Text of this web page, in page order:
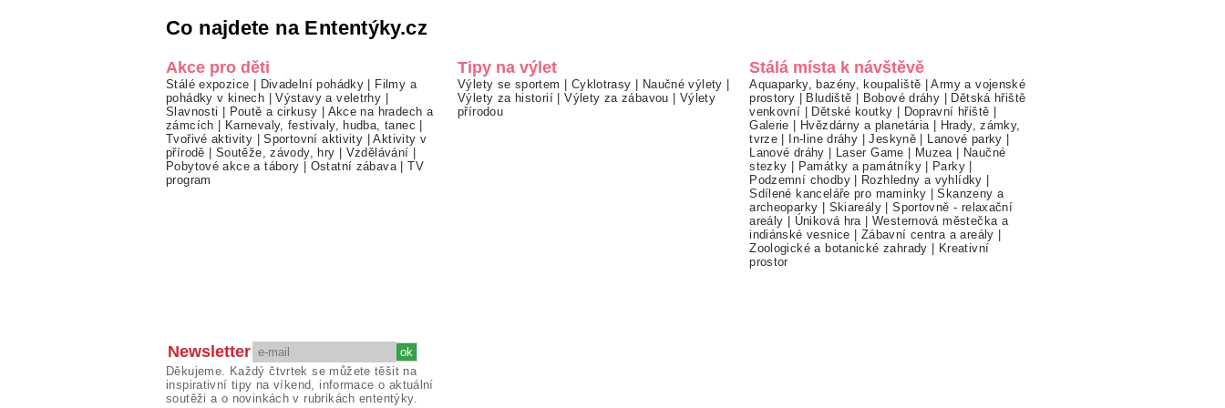
Co najdete na Ententýky.cz
Akce pro děti
Stálé expozice | Divadelní pohádky | Filmy a
pohádky v kinech |Výstavy a veletrhy |
Slavnosti | Poutě a cirkusy | Akce na hradech a
zámcích | Karnevaly, festivaly, hudba, tanec |
Tvořivé aktivity |Sportovní aktivity |Aktivity v
přírodě | Soutěže, závody, hry | Vzdělávání |
Pobytové akce a tábory | Ostatní zábava |TV
program
Tipy na výlet
Výlety se sportem | Cyklotrasy | Naučné výlety |
Výlety za historií |Výlety za zábavou | Výlety
přírodou
Stálá místa k návštěvě
Aquaparky, bazény, koupaliště |Army a vojenské
prostory | Bludiště | Bobové dráhy | Dětská hřiště
venkovní | Dětské koutky | Dopravní hřiště |
Galerie | Hvězdárny a planetária | Hrady, zámky,
tvrze | In-line dráhy |Jeskyně | Lanové parky |
Lanové dráhy | Laser Game | Muzea | Naučné
stezky | Památky a památníky| Parky |
Podzemní chodby| Rozhledny a vyhlídky |
Sdílené kanceláře pro maminky |Skanzeny a
archeoparky | Skiareály |Sportovně - relaxační
areály | Úniková hra |Westernová městečka a
indiánské vesnice | Zábavní centra a areály |
Zoologické a botanické zahrady | Kreativní
prostor
Newsletter
Děkujeme. Každý čtvrtek se můžete těšit na
inspirativní tipy na víkend, informace o aktuální
soutěži a o novinkách v rubrikách ententýky.